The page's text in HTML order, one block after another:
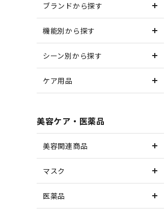
ブランドから探す
機能別から探す
シーン別から探す
ケア用品
美容ケア・医薬品
美容関連商品
マスク
医薬品